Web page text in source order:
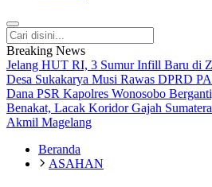
Breaking News
Jelang HUT RI, 3 Sumur Infill Baru di
Desa Sukakarya Musi Rawas DPRD
Dana PSR Kapolres Wonosobo
Benakat, Lacak Koridor Gajah Sumatera
Akmil Magelang
Beranda
ASAHAN